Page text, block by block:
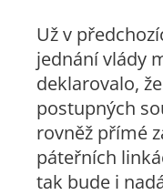
Už v
jednání vlády
deklarovalo,
postupných
rovněž přímé
páteřních
tak bude i